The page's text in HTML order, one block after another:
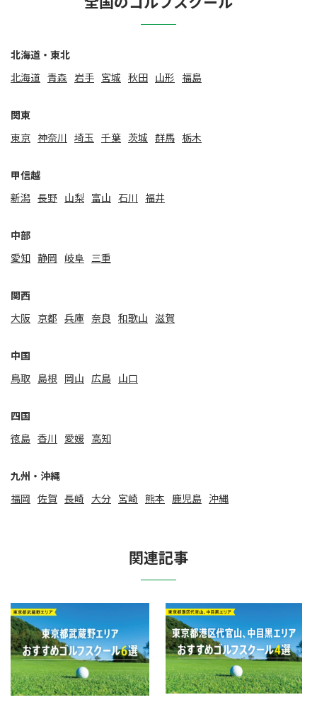
北海道・東北
北海道 ⻘森 岩手 宮城 秋田 山形 福島
関東
東京 神奈川 埼玉 千葉 茨城 群馬 栃木
甲信越
新潟 ⻑野 山梨 富山 石川 福井
中部
愛知 静岡 岐阜 三重
関⻄
大阪
京都 兵庫 奈良 和歌山 滋賀
中国
鳥取
島根 岡山 広島 山口
四国
徳島 香川 愛媛 高知
九州・沖縄
福岡
佐賀 ⻑崎 大分 宮崎 熊本 鹿児島 沖縄
関連記事